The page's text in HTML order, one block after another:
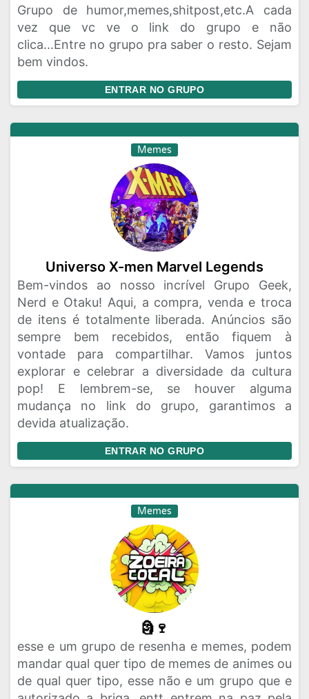
Grupo de humor,memes,shitpost,etc.A cada
vez que vc ve o link do grupo e não
clica...Entre no grupo pra saber o resto. Sejam
bem vindos.
ENTRAR NO GRUPO
Memes
Universo X-men Marvel Legends
Bem-vindos ao nosso incrível Grupo Geek,
Nerd e Otaku! Aqui, a compra, venda e troca
de itens é totalmente liberada. Anúncios são
sempre bem recebidos, então fiquem à
vontade para compartilhar. Vamos juntos
explorar e celebrar a diversidade da cultura
pop! E lembrem-se, se houver alguma
mudança no link do grupo, garantimos a
devida atualização.
ENTRAR NO GRUPO
Memes
🗿🍷
esse e um grupo de resenha e memes, podem
mandar qual quer tipo de memes de animes ou
de qual quer tipo, esse não e um grupo que e